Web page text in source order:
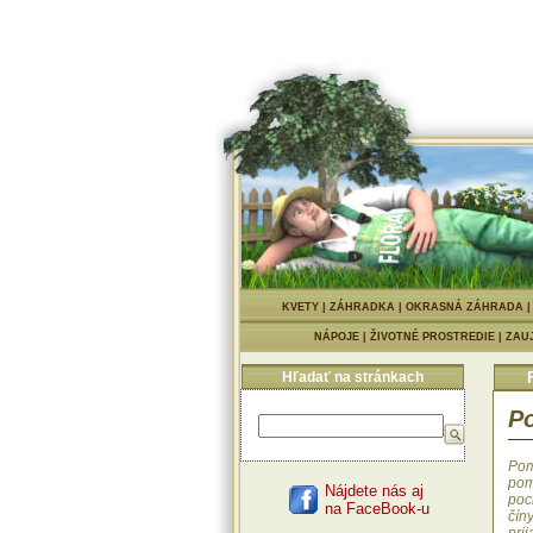
KVETY ZÁHRADKA OKRASNÁ ZÁHRADA
NÁPOJE ŽIVOTNÉ PROSTREDIE
Hľadať na stránkach
Nájdete nás aj
na FaceBook-u